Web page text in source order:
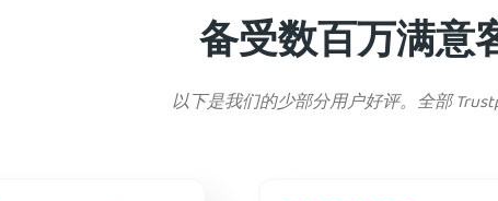
备受数百万满意
以下是我们的少部分用户好评。全部